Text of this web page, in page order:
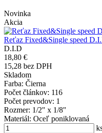
Novinka
Akcia
Reťaz Fixed&Single speed
D.I.D
18,80 €
15,28 bez DPH
Skladom
Farba: Čierna
Počet článkov: 116
Počet prevodov: 1
Rozmer: 1/2" x 1/8"
Materiál: Oceľ poniklovaná